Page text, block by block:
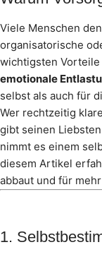
Viele Menschen
organisatorische
wichtigsten
emotionale
selbst als auch für
Wer rechtzeitig
gibt seinen
nimmt es einem
diesem Artikel
abbaut und für
1.